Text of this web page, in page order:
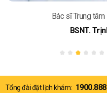
Bác sĩ Trung
BSNT.
Tổng đài đặt lịch khám: